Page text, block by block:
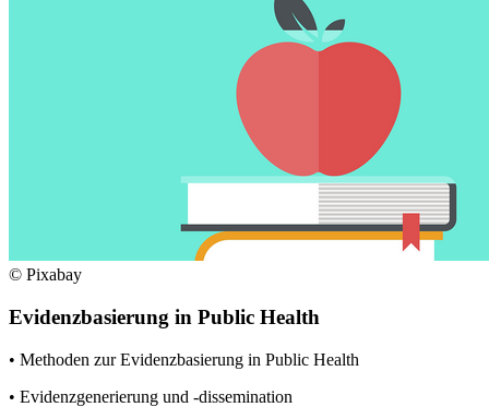
© Pixabay
Evidenzbasierung in Public Health
• Methoden zur Evidenzbasierung in Public Health
• Evidenzgenerierung und -dissemination